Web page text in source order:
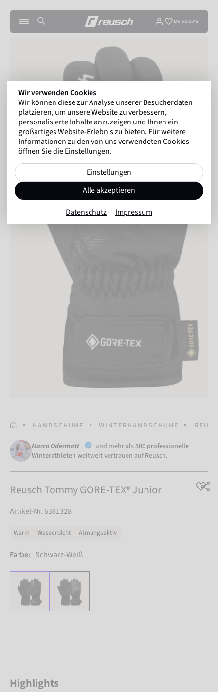
US SHOPS
STARTSEITEHANDSCHUHE WINTERHANDSCHUHE
Marco Odermatt und mehr als500 professionelle
Winterathleten weltweit vertrauen auf Reusch.
Reusch Tommy GORE-TEX® Junior
Artikel-Nr. 6391328
Warm Wasserdicht Atmungsaktiv
Farbe: Schwarz-Weiß
Highlights
Wir verwenden Cookies
Wir können diese zur Analyse unserer Besucherdaten
platzieren, um unsere Website zu verbessern,
personalisierte Inhalte anzuzeigen und Ihnen ein
großartiges Website-Erlebnis zu bieten. Für weitere
Informationen zu den von uns verwendeten Cookies
öffnen Sie die Einstellungen.
Einstellungen
Alle akzeptieren
Datenschutz Impressum